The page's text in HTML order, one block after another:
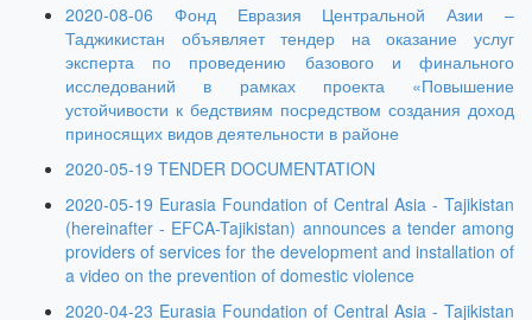
2020-08-06 Фонд Евразия Центральной Азии –
Таджикистан объявляет тендер на оказание услуг
эксперта по проведению базового и финального
исследований в рамках проекта «Повышение
устойчивости к бедствиям посредством создания доход
приносящих видов деятельности в районе
2020-05-19 TENDER DOCUMENTATION
2020-05-19 Eurasia Foundation of Central Asia - Tajikistan
(hereinafter - EFCA-Tajikistan) announces a tender among
providers of services for the development and installation of
a video on the prevention of domestic violence
2020-04-23 Eurasia Foundation of Central Asia - Tajikistan